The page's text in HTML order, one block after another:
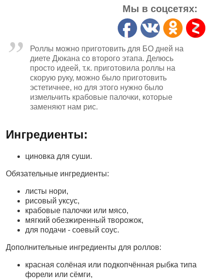
Мы в соцсетях:
Роллы можно приготовить для БО дней на
диете Дюкана со второго этапа. Делюсь
просто идеей, т.к. приготовила роллы на
скорую руку, можно было приготовить
эстетичнее, но для этого нужно было
измельчить крабовые палочки, которые
заменяют нам рис.
Ингредиенты:
циновка для суши.
Обязательные ингредиенты:
листы нори,
рисовый уксус,
крабовые палочки или мясо,
мягкий обезжиренный творожок,
для подачи - соевый соус.
Дополнительные ингредиенты для роллов:
красная солёная или подкопчённая рыбка типа
форели или сёмги,